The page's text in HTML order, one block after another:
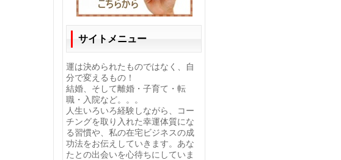
サイトメニュー
運は決められたものではなく、自
分で変えるもの！
結婚、そして離婚・子育て・転
職・入院など。。。
人生いろいろ経験しながら、
コー
チングを取り入れた幸運体質にな
る習慣や、私の在宅ビジネスの成
功法をお伝えしていきます。あな
たとの出会いを心待ちにしていま